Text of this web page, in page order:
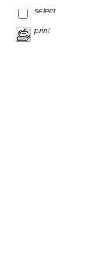
select
print